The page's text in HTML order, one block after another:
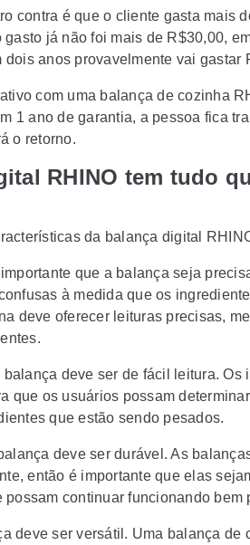
contra é que o cliente gasta mais
já não foi mais de R$30,00,
dois anos provavelmente vai gastar
com uma balança de cozinha
1 ano de garantia, a pessoa fica
o retorno.
RHINO tem tudo
da balança digital
que a balança seja
à medida que os
deve oferecer leituras precisas,
balança deve ser de fácil leitura. Os
que os usuários possam
que estão sendo pesados.
deve ser durável. As
então é importante que elas
possam continuar funcionando bem
deve ser versátil. Uma balança de